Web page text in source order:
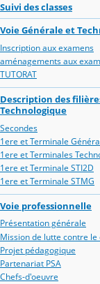
Suivi des classes
Voie Générale et
Inscription aux examens
aménagements aux
TUTORAT
Description des
Technologique
Secondes
1ere et Terminale
1ere et Terminales
1ere et Terminale STI2D
1ere et Terminale STMG
Voie professionnelle
Présentation générale
Mission de lutte contre
Projet pédagogique
Partenariat PSA
Chefs-d'oeuvre